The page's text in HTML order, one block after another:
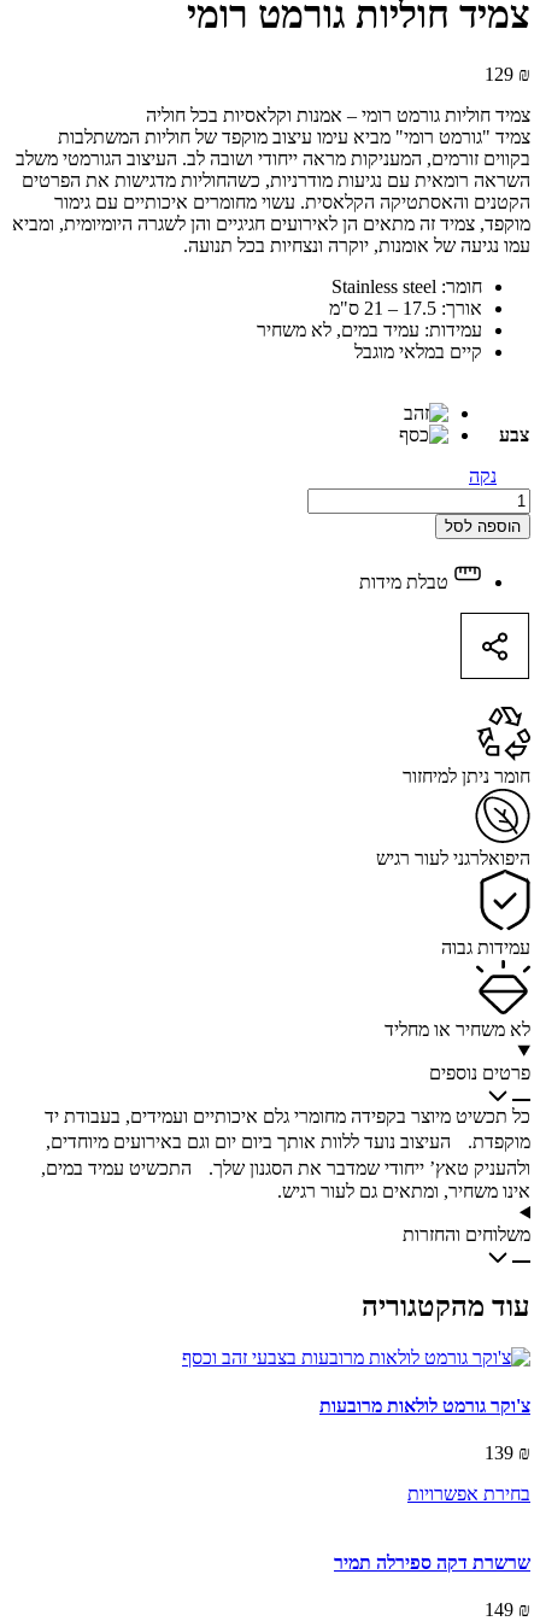
צמיד חוליות גורמט רומי
129 ₪
צמיד חוליות גורמט רומי – אמנות וקלאסיות בכל חוליה
צמיד "גורמט רומי" מביא עימו עיצוב מוקפד של חוליות המשתלבות
בקווים זורמים, המעניקות מראה ייחודי ושובה לב. העיצוב הגורמטי משלב
השראה רומאית עם נגיעות מודרניות, כשהחוליות מדגישות את הפרטים
הקטנים והאסתטיקה הקלאסית. עשוי מחומרים איכותיים עם גימור
מוקפד, צמיד זה מתאים הן לאירועים חגיגיים והן לשגרה היומיומית, ומביא
עמו נגיעה של אומנות, יוקרה ונצחיות בכל תנועה.
חומר: Stainless steel
אורך: 17.5 – 21 ס"מ
עמידות: עמיד במים, לא משחיר
קיים במלאי מוגבל
צבע
נקה
צמיד
חוליות
גורמט
quantity
הוספה לסל
טבלת מידות
חומר ניתן למיחזור
היפואלרגני לעור רגיש
עמידות גבוה
לא משחיר או מחליד
פרטים נוספים
כל תכשיט מיוצר בקפידה מחומרי גלם איכותיים ועמידים, בעבודת יד
מוקפדת. העיצוב נועד ללוות אותך ביום יום וגם באירועים מיוחדים,
ולהעניק טאץ’ ייחודי שמדבר את הסגנון שלך. התכשיט עמיד במים,
אינו משחיר, ומתאים גם לעור רגיש.
משלוחים והחזרות
עוד מהקטגוריה
צ'וקר גורמט לולאות מרובעות
139 ₪
בחירת אפשרויות
multiple
שרשרת דקה ספירלה תמיר
149 ₪